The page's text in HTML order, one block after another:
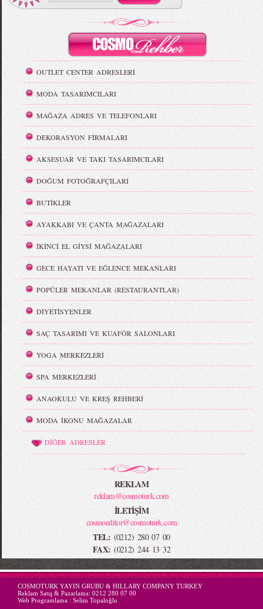
OUTLET CENTER ADRESLERİ
MODA TASARIMCILARI
MAĞAZA ADRES VE TELEFONLARI
DEKORASYON FİRMALARI
AKSESUAR VE TAKI TASARIMCILARI
DOĞUM FOTOĞRAFÇILARI
BUTİKLER
AYAKKABI VE ÇANTA MAĞAZALARI
İKİNCİ EL GİYSİ MAĞAZALARI
GECE HAYATI VE EĞLENCE MEKANLARI
POPÜLER MEKANLAR (RESTAURANTLAR)
DİYETİSYENLER
SAÇ TASARIMI VE KUAFÖR SALONLARI
YOGA MERKEZLERİ
SPA MERKEZLERİ
ANAOKULU VE KREŞ REHBERİ
MODA İKONU MAĞAZALAR
DİĞER ADRESLER
REKLAM
reklam@cosmoturk.com
İLETİŞİM
cosmoeditor@cosmoturk.com
TEL: (0212) 280 07 00
FAX: (0212) 244 13 32
-->
COSMOTURK YAYIN GRUBU & HILLARY COMPANY TURKEY
Reklam Satış & Pazarlama: 0212 280 07 00
Web Programlama : Selim Topaloğlu